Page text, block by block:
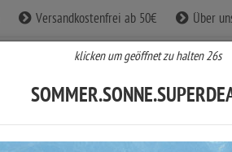
Versandkostenfrei ab 50€ Über
klicken um geöffnet zu halten25s